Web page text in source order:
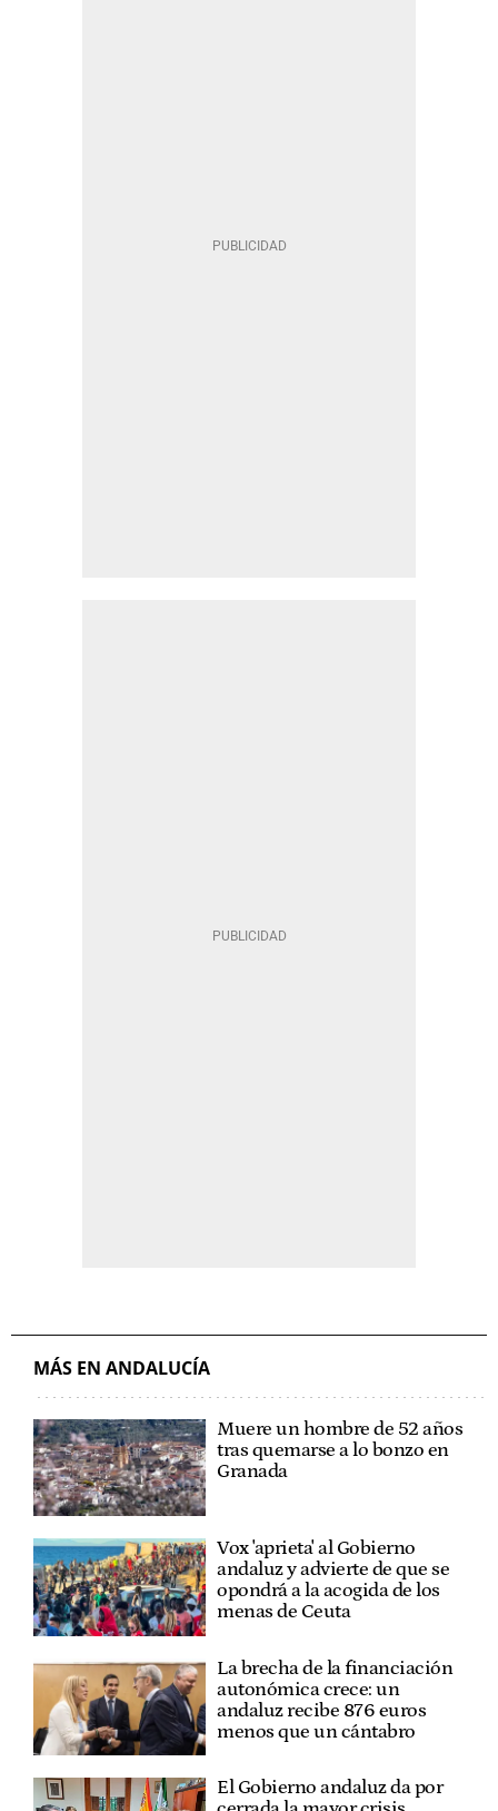
MÁS EN ANDALUCÍA
Muere un hombre de 52 años
tras quemarse a lo bonzo en
Granada
Vox 'aprieta' al Gobierno
andaluz y advierte de que se
opondrá a la acogida de los
menas de Ceuta
La brecha de la financiación
autonómica crece: un
andaluz recibe 876 euros
menos que un cántabro
El Gobierno andaluz da por